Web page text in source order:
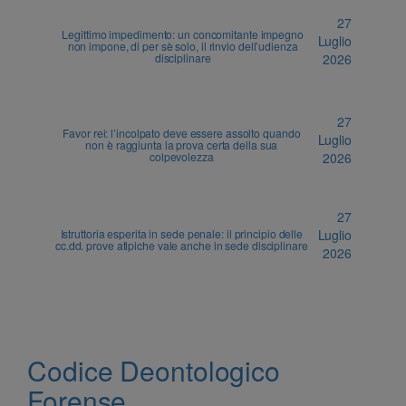
Legittimo impedimento: un concomitante impegno
non impone, di per sè solo, il rinvio dell’udienza
disciplinare
27
Luglio
2026
Favor rei: l’incolpato deve essere assolto quando
non è raggiunta la prova certa della sua
colpevolezza
27
Luglio
2026
Istruttoria esperita in sede penale: il principio delle
cc.dd. prove atipiche vale anche in sede disciplinare
27
Luglio
2026
Codice Deontologico